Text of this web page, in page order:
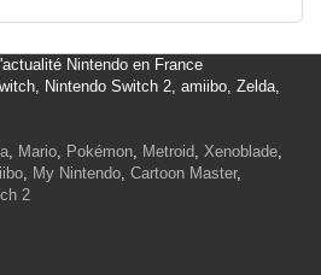
Nintendo en France
Nintendo Switch 2, amiibo, Zelda,
, Mario, Pokémon, Metroid, Xenoblade,
, My Nintendo, Cartoon Master,
2